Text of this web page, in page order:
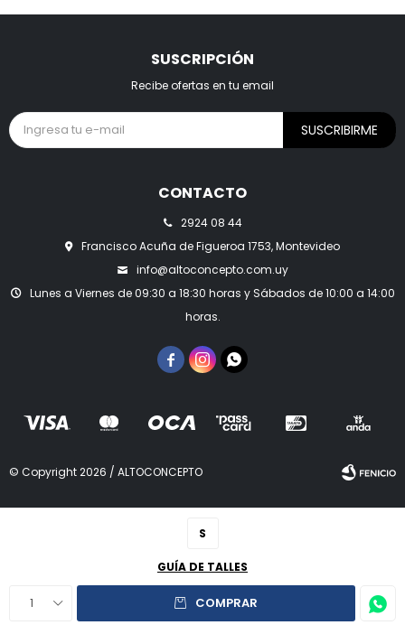
S
GUÍA DE TALLES
1 COMPRAR
CONTACTO
2924 08 44
Francisco Acuña de Figueroa 1753, Montevideo
info@altoconcepto.com.uy
Lunes a Viernes de 09:30 a 18:30 horas y Sábados de 10:00 a 14:00
horas.
  
SUSCRIPCIÓN
Recibe ofertas en tu email
SUSCRIBIRME
© Copyright 2026 / ALTOCONCEPTO
Fenicio